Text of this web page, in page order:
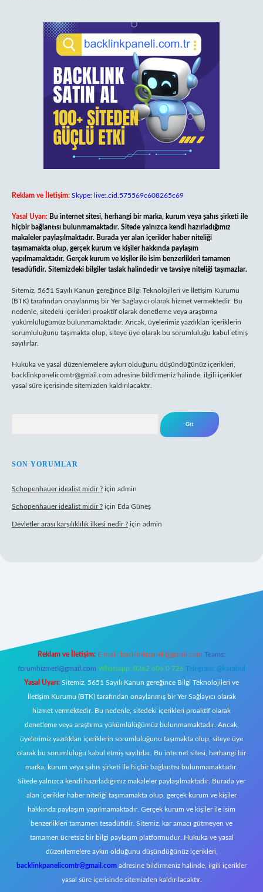
Reklam ve İletişim: Skype: live:.cid.575569c608265c69
Yasal Uyarı: Bu internet sitesi, herhangi bir marka, kurum veya şahıs şirketi ile
hiçbir bağlantısı bulunmamaktadır. Sitede yalnızca kendi hazırladığımız
makaleler paylaşılmaktadır. Burada yer alan içerikler haber niteliği
taşımamakta olup, gerçek kurum ve kişiler hakkında paylaşım
yapılmamaktadır. Gerçek kurum ve kişiler ile isim benzerlikleri tamamen
tesadüfidir. Sitemizdeki bilgiler taslak halindedir ve tavsiye niteliği taşımazlar.
Sitemiz, 5651 Sayılı Kanun gereğince Bilgi Teknolojileri ve İletişim Kurumu
(BTK) tarafından onaylanmış bir Yer Sağlayıcı olarak hizmet vermektedir. Bu
nedenle, sitedeki içerikleri proaktif olarak denetleme veya araştırma
yükümlülüğümüz bulunmamaktadır. Ancak, üyelerimiz yazdıkları içeriklerin
sorumluluğunu taşımakta olup, siteye üye olarak bu sorumluluğu kabul etmiş
sayılırlar.
Hukuka ve yasal düzenlemelere aykırı olduğunu düşündüğünüz içerikleri,
backlinkpanelicomtr@gmail.com adresine bildirmeniz halinde, ilgili içerikler
yasal süre içerisinde sitemizden kaldırılacaktır.
SON YORUMLAR
Schopenhauer idealist midir ? için admin
Schopenhauer idealist midir ? için Eda Güneş
Devletler arası karşılıklılık ilkesi nedir ? için admin
Reklam ve İletişim: E-mail: backlinkpaneli@gmail.com Teams:
forumhizmeti@gmail.com Whatsapp: 0262 606 0 726 Telegram: @karabul
Yasal Uyarı: Sitemiz, 5651 Sayılı Kanun gereğince Bilgi Teknolojileri ve
İletişim Kurumu (BTK) tarafından onaylanmış bir Yer Sağlayıcı olarak
hizmet vermektedir. Bu nedenle, sitedeki içerikleri proaktif olarak
denetleme veya araştırma yükümlülüğümüz bulunmamaktadır. Ancak,
üyelerimiz yazdıkları içeriklerin sorumluluğunu taşımakta olup, siteye üye
olarak bu sorumluluğu kabul etmiş sayılırlar. Bu internet sitesi, herhangi bir
marka, kurum veya şahıs şirketi ile hiçbir bağlantısı bulunmamaktadır.
Sitede yalnızca kendi hazırladığımız makaleler paylaşılmaktadır. Burada yer
alan içerikler haber niteliği taşımamakta olup, gerçek kurum ve kişiler
hakkında paylaşım yapılmamaktadır. Gerçek kurum ve kişiler ile isim
benzerlikleri tamamen tesadüfidir. Sitemiz, kar amacı gütmeyen ve
tamamen ücretsiz bir bilgi paylaşım platformudur. Hukuka ve yasal
düzenlemelere aykırı olduğunu düşündüğünüz içerikleri,
backlinkpanelicomtr@gmail.com adresine bildirmeniz halinde, ilgili içerikler
yasal süre içerisinde sitemizden kaldırılacaktır.